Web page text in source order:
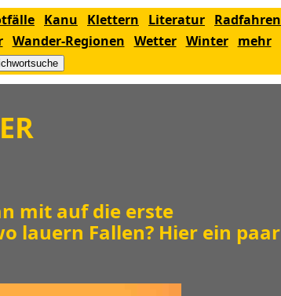
Kanu Klettern Literatur Radfahren
Wander-Regionen Wetter Winter mehr
mit auf die erste
lauern Fallen? Hier ein paar